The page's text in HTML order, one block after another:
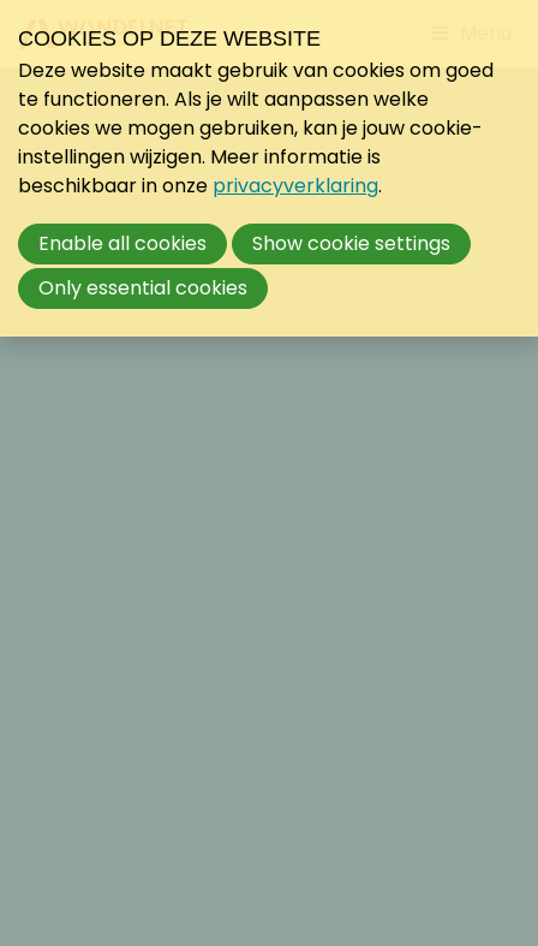
to
COOKIES OP DEZE WEBSITE
Deze website maakt gebruik van cookies om goed
te functioneren. Als je wilt aanpassen welke
cookies we mogen gebruiken, kan je jouw cookie-
instellingen wijzigen. Meer informatie is
beschikbaar in onze privacyverklaring.
Enable all cookies
Show cookie settings
Only essential cookies